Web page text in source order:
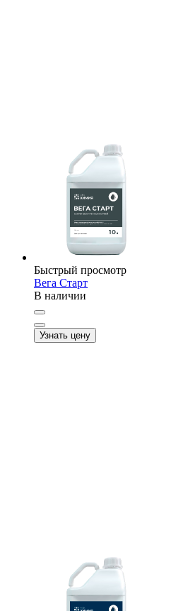
Быстрый просмотр
Вега Старт
В наличии
Узнать цену